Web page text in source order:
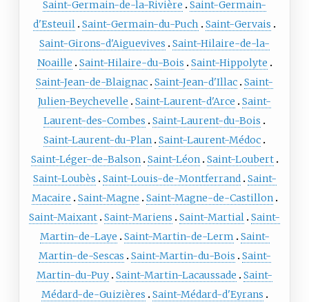
Saint-Germain-de-la-Rivière
Saint-Germain-
d'Esteuil Saint-Germain-du-Puch
Saint-Gervais
Saint-Girons-d'Aiguevives
Saint-Hilaire-de-la-
Noaille
Saint-Hilaire-du-Bois
Saint-Hippolyte
Saint-Jean-de-Blaignac Saint-Jean-d'Illac Saint-
Julien-Beychevelle
Saint-Laurent-d'Arce
Saint-
Laurent-des-Combes
Saint-Laurent-du-Bois
Saint-Laurent-du-Plan Saint-Laurent-Médoc
Saint-Léger-de-Balson Saint-Léon Saint-Loubert
Saint-Loubès
Saint-Louis-de-Montferrand Saint-
Macaire
Saint-Magne
Saint-Magne-de-Castillon
Saint-Maixant Saint-Mariens Saint-Martial Saint-
Martin-de-Laye
Saint-Martin-de-Lerm
Saint-
Martin-de-Sescas
Saint-Martin-du-Bois
Saint-
Martin-du-Puy Saint-Martin-Lacaussade
Saint-
Médard-de-Guizières
Saint-Médard-d'Eyrans